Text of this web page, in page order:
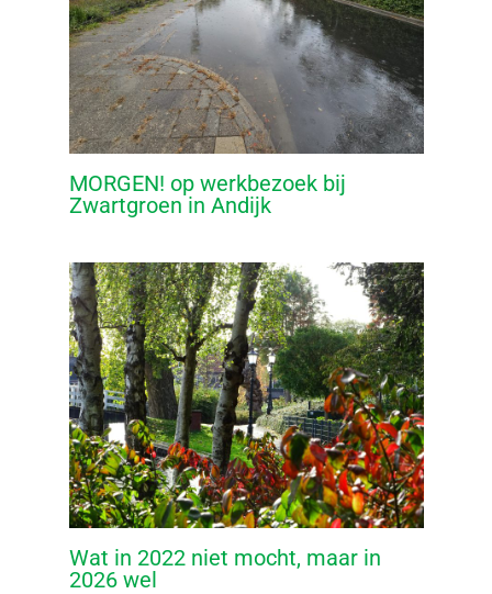
MORGEN! op werkbezoek bij
Zwartgroen in Andijk
Wat in 2022 niet mocht, maar in
2026 wel